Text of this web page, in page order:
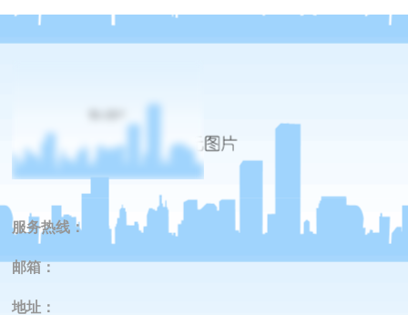
服务热线：
邮箱：
地址 ：